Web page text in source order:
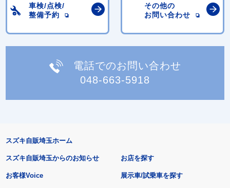
車検/点検/
整備予約
その他の
お問い合わせ
電話でのお問い合わせ
048-663-5918
スズキ自販埼玉ホーム
スズキ自販埼玉からのお知らせ
お客様Voice
お店を探す
展示車/試乗車を探す